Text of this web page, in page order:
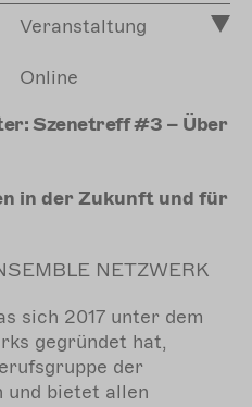
Veranstaltung
Online
Szenetreff #3 – Über
in der Zukunft und für
NETZWERK
sich 2017 unter dem
gegründet hat,
der
und bietet allen